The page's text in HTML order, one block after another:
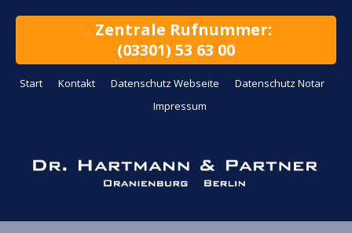
Zentrale Rufnummer:
(03301) 53 63 00
Start Kontakt Datenschutz Webseite
Datenschutz Notar
Impressum